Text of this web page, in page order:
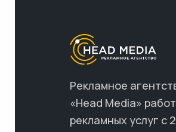
Рекламное
«Head Media»
рекламных услуг с